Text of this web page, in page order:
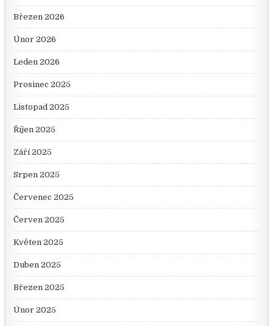
Březen 2026
Únor 2026
Leden 2026
Prosinec 2025
Listopad 2025
Říjen 2025
Září 2025
Srpen 2025
Červenec 2025
Červen 2025
Květen 2025
Duben 2025
Březen 2025
Únor 2025